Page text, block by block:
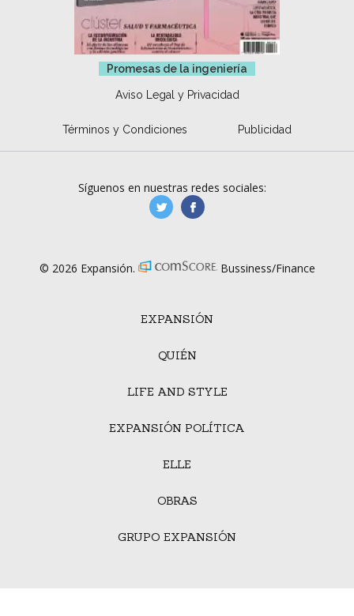
Promesas de la ingeniería
Aviso Legal y Privacidad
Términos y Condiciones Publicidad
EXPANSIÓN
QUIÉN
LIFE AND STYLE
EXPANSIÓN POLÍTICA
ELLE
OBRAS
GRUPO EXPANSIÓN
Síguenos en nuestras redes sociales:
manufacturaGE
© 2026 Expansión. Bussiness/Finance